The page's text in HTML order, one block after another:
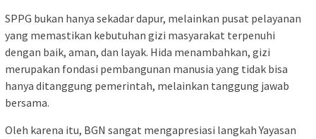
SPPG bukan hanya sekadar dapur, melainkan pusat pelayanan
yang memastikan kebutuhan gizi masyarakat terpenuhi
dengan baik, aman, dan layak. Hida menambahkan, gizi
merupakan fondasi pembangunan manusia yang tidak bisa
hanya ditanggung pemerintah, melainkan tanggung jawab
bersama.
Oleh karena itu, BGN sangat mengapresiasi langkah Yayasan